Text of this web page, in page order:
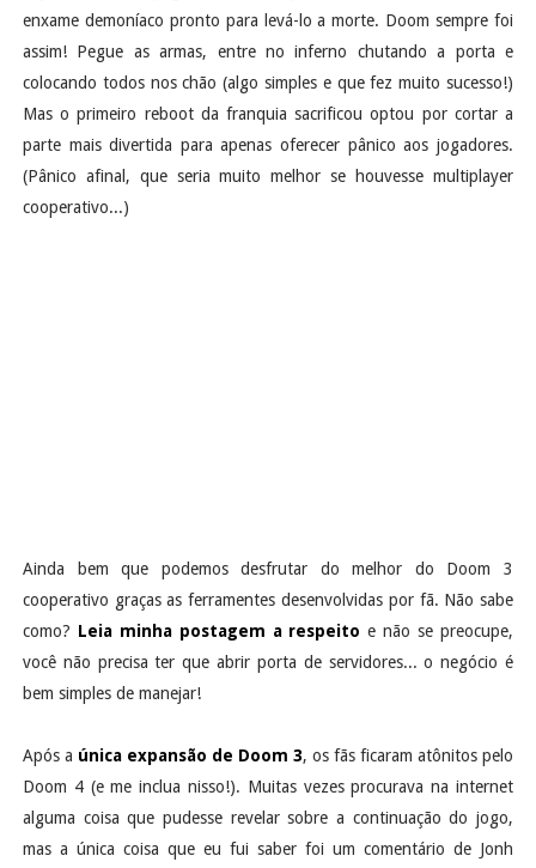
enxame demoníaco pronto para levá-lo a morte. Doom sempre foi
assim! Pegue as armas, entre no inferno chutando a porta e
colocando todos nos chão (algo simples e que fez muito sucesso!)
Mas o primeiro reboot da franquia sacrificou optou por cortar a
parte mais divertida para apenas oferecer pânico aos jogadores.
(Pânico afinal, que seria muito melhor se houvesse multiplayer
cooperativo...)
Ainda bem que podemos desfrutar do melhor do Doom 3
cooperativo graças as ferramentes desenvolvidas por fã. Não sabe
como? Leia minha postagem a respeito e não se preocupe,
você não precisa ter que abrir porta de servidores... o negócio é
bem simples de manejar!
Após a única expansão de Doom 3, os fãs ficaram atônitos pelo
Doom 4 (e me inclua nisso!). Muitas vezes procurava na internet
alguma coisa que pudesse revelar sobre a continuação do jogo,
mas a única coisa que eu fui saber foi um comentário de Jonh